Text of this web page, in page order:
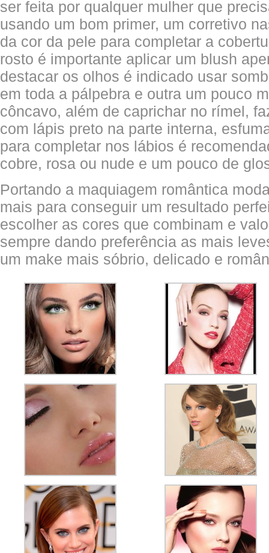
ser feita por qualquer mulher que
usando um bom primer, um corretivo
da cor da pele para completar a
rosto é importante aplicar um blush
destacar os olhos é indicado usar
em toda a pálpebra e outra um pouco
côncavo, além de caprichar no rímel,
com lápis preto na parte interna,
para completar nos lábios é
cobre, rosa ou nude e um pouco de
Portando a maquiagem romântica
mais para conseguir um resultado
escolher as cores que combinam e
sempre dando preferência as mais
um make mais sóbrio, delicado e